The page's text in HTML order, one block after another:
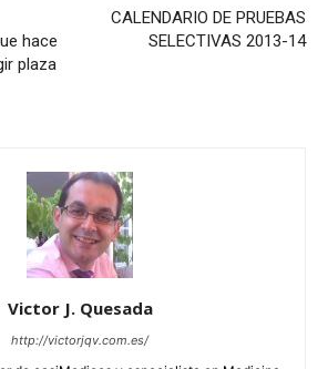
hace
plaza
CALENDARIO DE PRUEBAS
SELECTIVAS 2013-14
Victor J. Quesada
http://victorjqv.com.es/